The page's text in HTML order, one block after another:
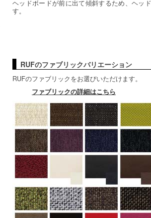
ヘッドボードが前に出て傾斜するため、ヘッ
す。
RUFのファブリックバリエーション
RUFのファブリックをお選びいただけます。
ファブリックの詳細はこちら